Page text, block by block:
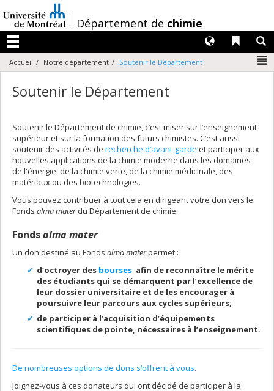
au
contenu
/Département de chimie
Menu
Liens
Langues
Accueil Notre département Soutenir le Département
Soutenir le Département
Soutenir le Département de chimie, c’est miser sur l’enseignement
supérieur et sur la formation des futurs chimistes. C’est aussi
soutenir des activités de recherche d’avant-garde et participer aux
nouvelles applications de la chimie moderne dans les domaines
de l'énergie, de la chimie verte, de la chimie médicinale, des
matériaux ou des biotechnologies.
Vous pouvez contribuer à tout cela en dirigeant votre don vers le
Fonds alma materdu Département de chimie.
Fondsalma mater
Un don destiné au Fonds alma materpermet :
d’octroyer des bourses afin de reconnaître le mérite
des étudiants qui se démarquent par l’excellence de
leur dossier universitaire et de les encourager à
poursuivre leur parcours aux cycles supérieurs;
de participer à l’acquisition d’équipements
scientifiques de pointe, nécessaires à l’enseignement.
De nombreuses options de dons s’offrent à vous.
Joignez-vous à ces donateurs qui ont décidé de participer à la